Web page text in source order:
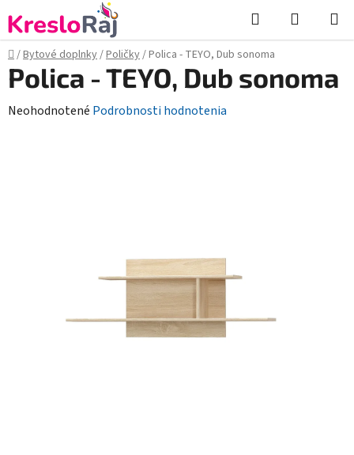
na
obsah
Hľadať
KOŠÍK
Domov
/Bytové doplnky/Poličky/Polica - TEYO, Dub sonoma
Polica - TEYO, Dub sonoma
Priemerné
Neohodnotené Podrobnosti hodnotenia